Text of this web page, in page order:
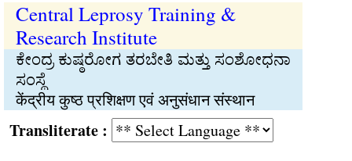
Central Leprosy Training &
Research Institute
ಕೇಂದ್ರ ಕುಷ್ಠರೋಗ ತರಬೇತಿ ಮತ್ತು ಸಂಶೋಧನಾ
ಸಂಸ್ಥೆ
केंद्रीय कुष्ठ प्रशिक्षण एवं अनुसंधान संस्थान
: